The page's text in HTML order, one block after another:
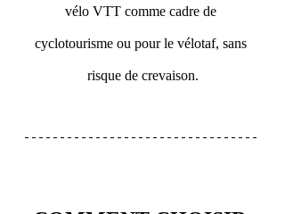
vélo VTT comme cadre de
cyclotourisme ou pour le vélotaf, sans
risque de crevaison.